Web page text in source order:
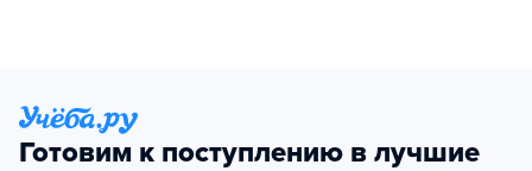
Готовим к поступлению в лучшие